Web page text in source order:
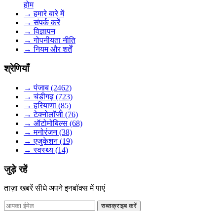
होम
→ हमारे बारे में
→ संपर्क करें
→ विज्ञापन
→ गोपनीयता नीति
→ नियम और शर्तें
श्रेणियाँ
→ पंजाब (2462)
→ चंडीगढ़ (723)
→ हरियाणा (85)
→ टेक्नोलॉजी (76)
→ ऑटोमोबिल्स (68)
→ मनोरंजन (38)
→ एजुकेशन (19)
→ स्वस्थ्य (14)
जुड़े रहें
ताज़ा खबरें सीधे अपने इनबॉक्स में पाएं
सब्सक्राइब करें